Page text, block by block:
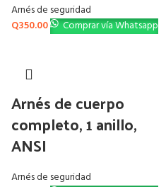
Arnés de seguridad
Q350.00 Comprar vía Whatsapp
Arnés de cuerpo
completo, 1 anillo,
ANSI
Arnés de seguridad